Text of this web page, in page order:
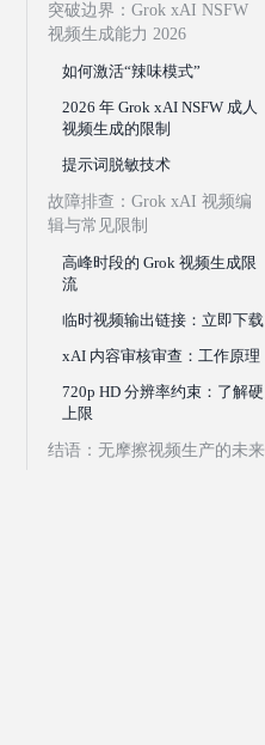
突破边界：Grok xAI NSFW
视频生成能力 2026
如何激活“辣味模式”
2026 年 Grok xAI NSFW 成人
视频生成的限制
提示词脱敏技术
故障排查：Grok xAI 视频编
辑与常见限制
高峰时段的 Grok 视频生成限
流
临时视频输出链接：立即下载
xAI 内容审核审查：工作原理
720p HD 分辨率约束：了解硬
上限
结语：无摩擦视频生产的未来